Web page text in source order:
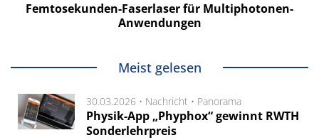
Femtosekunden-Faserlaser für Multiphotonen-
Anwendungen
Meist gelesen
30.03.2026 • Nachricht • Panorama
Physik-App „Phyphox“ gewinnt RWTH
Sonderlehrpreis